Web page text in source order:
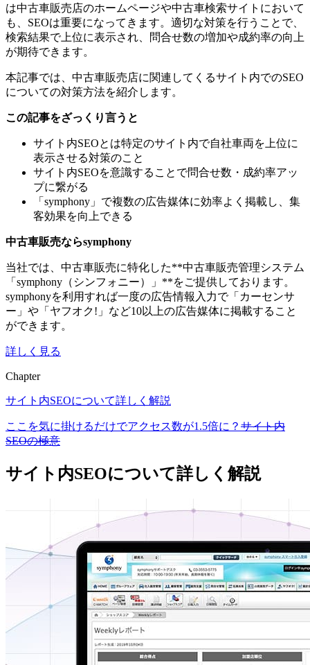
は中古車販売店のホームページや中古車検索サイトにおいて
も、SEOは重要になってきます。適切な対策を行うことで、
検索結果で上位に表示され、問合せ数の増加や成約率の向上
が期待できます。
本記事では、中古車販売店に関連してくるサイト内でのSEO
についての対策方法を紹介します。
この記事をざっくり言うと
サイト内SEOとは特定のサイト内で自社車両を上位に
表示させる対策のこと
サイト内SEOを意識することで問合せ数・成約率アッ
プに繋がる
「symphony」で複数の広告媒体に効率よく掲載し、集
客効果を向上できる
中古車販売ならsymphony
当社では、中古車販売に特化した**中古車販売管理システム
「symphony（シンフォニー）」**をご提供しております。
symphonyを利用すれば一度の広告情報入力で「カーセンサ
ー」や「ヤフオク!」など10以上の広告媒体に掲載すること
ができます。
詳しく見る
Chapter
サイト内SEOについて詳しく解説
ここを気に掛けるだけでアクセス数が1.5倍に？ サイト内
SEOの極意
サイト内SEOについて詳しく解説